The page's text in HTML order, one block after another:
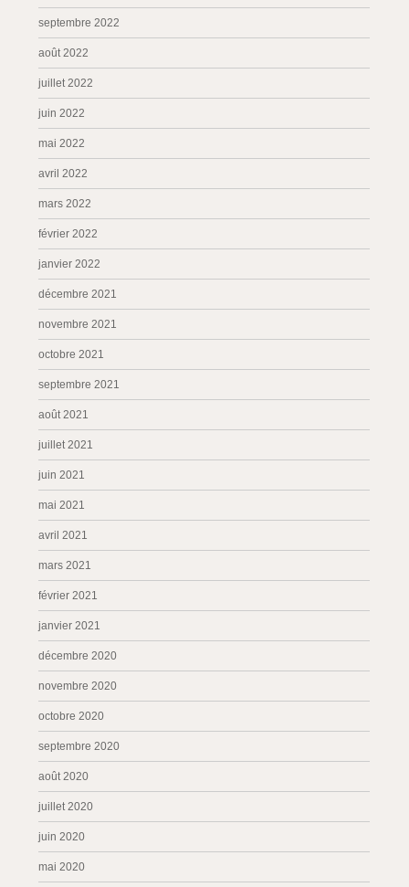
septembre 2022
août 2022
juillet 2022
juin 2022
mai 2022
avril 2022
mars 2022
février 2022
janvier 2022
décembre 2021
novembre 2021
octobre 2021
septembre 2021
août 2021
juillet 2021
juin 2021
mai 2021
avril 2021
mars 2021
février 2021
janvier 2021
décembre 2020
novembre 2020
octobre 2020
septembre 2020
août 2020
juillet 2020
juin 2020
mai 2020